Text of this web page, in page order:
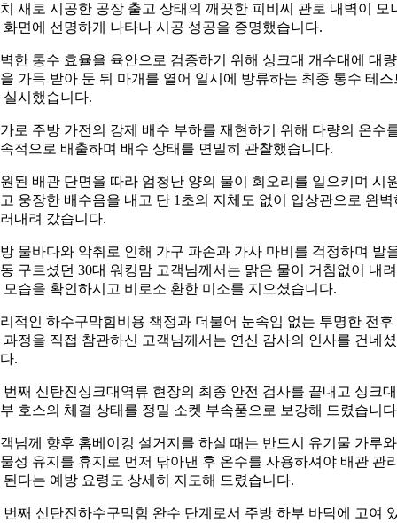
새로 시공한 공장 출고 상태의 깨끗한 피비씨 관로 내벽이 모
화면에 선명하게 나타나 시공 성공을 증명했습니다.
한 통수 효율을 육안으로 검증하기 위해 싱크대 개수대에 대
가득 받아 둔 뒤 마개를 열어 일시에 방류하는 최종 통수 테스
실시했습니다.
로 주방 가전의 강제 배수 부하를 재현하기 위해 다량의 온수
적으로 배출하며 배수 상태를 면밀히 관찰했습니다.
된 배관 단면을 따라 엄청난 양의 물이 회오리를 일으키며 시
웅장한 배수음을 내고 단 1초의 지체도 없이 입상관으로 완벽
내려 갔습니다.
물바다와 악취로 인해 가구 파손과 가사 마비를 걱정하며 발
구르셨던 30대 워킹맘 고객님께서는 맑은 물이 거침없이 내
모습을 확인하시고 비로소 환한 미소를 지으셨습니다.
적인 하수구막힘비용 책정과 더불어 눈속임 없는 투명한 전후
과정을 직접 참관하신 고객님께서는 연신 감사의 인사를 건네
.
번째 신탄진싱크대역류 현장의 최종 안전 검사를 끝내고 싱크대
호스의 체결 상태를 정밀 소켓 부속품으로 보강해 드렸습니
님께 향후 홈베이킹 설거지를 하실 때는 반드시 유기물 가루와
성 유지를 휴지로 먼저 닦아낸 후 온수를 사용하셔야 배관 관
된다는 예방 요령도 상세히 지도해 드렸습니다.
번째 신탄진하수구막힘 완수 단계로서 주방 하부 바닥에 고여